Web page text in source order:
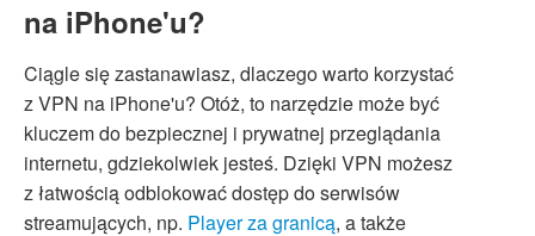
na iPhone'u?
Ciągle się zastanawiasz, dlaczego warto korzystać
z VPN na iPhone'u? Otóż, to narzędzie może być
kluczem do bezpiecznej i prywatnej przeglądania
internetu, gdziekolwiek jesteś. Dzięki VPN możesz
z łatwością odblokować dostęp do serwisów
streamujących, np. Player za granicą, a także